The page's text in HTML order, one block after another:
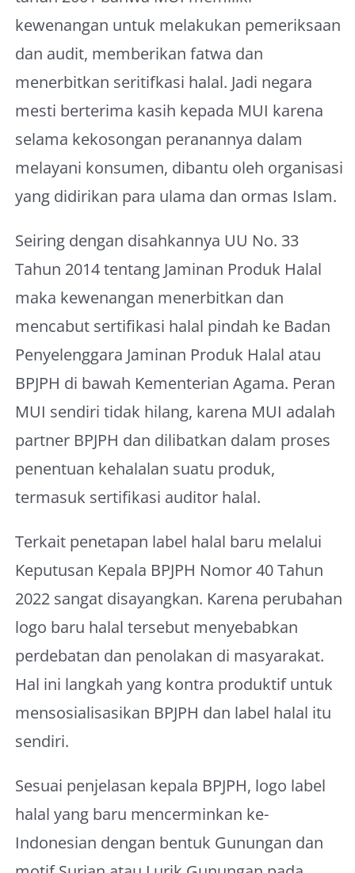
kewenangan untuk melakukan pemeriksaan
dan audit, memberikan fatwa dan
menerbitkan seritifkasi halal. Jadi negara
mesti berterima kasih kepada MUI karena
selama kekosongan peranannya dalam
melayani konsumen, dibantu oleh organisasi
yang didirikan para ulama dan ormas Islam.
Seiring dengan disahkannya UU No. 33
Tahun 2014 tentang Jaminan Produk Halal
maka kewenangan menerbitkan dan
mencabut sertifikasi halal pindah ke Badan
Penyelenggara Jaminan Produk Halal atau
BPJPH di bawah Kementerian Agama. Peran
MUI sendiri tidak hilang, karena MUI adalah
partner BPJPH dan dilibatkan dalam proses
penentuan kehalalan suatu produk,
termasuk sertifikasi auditor halal.
Terkait penetapan label halal baru melalui
Keputusan Kepala BPJPH Nomor 40 Tahun
2022 sangat disayangkan. Karena perubahan
logo baru halal tersebut menyebabkan
perdebatan dan penolakan di masyarakat.
Hal ini langkah yang kontra produktif untuk
mensosialisasikan BPJPH dan label halal itu
sendiri.
Sesuai penjelasan kepala BPJPH, logo label
halal yang baru mencerminkan ke-
Indonesian dengan bentuk Gunungan dan